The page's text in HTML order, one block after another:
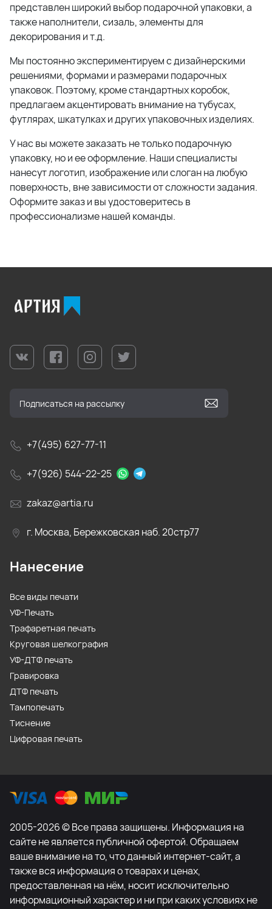
представлен широкий выбор подарочной упаковки, а
также наполнители, сизаль, элементы для
декорирования и т.д.
Мы постоянно экспериментируем с дизайнерскими
решениями, формами и размерами подарочных
упаковок. Поэтому, кроме стандартных коробок,
предлагаем акцентировать внимание на тубусах,
футлярах, шкатулках и других упаковочных изделиях.
У нас вы можете заказать не только подарочную
упаковку, но и ее оформление. Наши специалисты
нанесут логотип, изображение или слоган на любую
поверхность, вне зависимости от сложности задания.
Оформите заказ и вы удостоверитесь в
профессионализме нашей команды.
+7(495) 627-77-11
+7(926) 544-22-25
zakaz@artia.ru
г. Москва, Бережковская наб. 20стр77
Нанесение
Все виды печати
УФ-Печать
Трафаретная печать
Круговая шелкография
УФ-ДТФ печать
Гравировка
ДТФ печать
Тампопечать
Тиснение
Цифровая печать
2005-2026 © Все права защищены. Информация на
сайте не является публичной офертой. Обращаем
ваше внимание на то, что данный интернет-сайт, а
также вся информация о товарах и ценах,
предоставленная на нём, носит исключительно
информационный характер и ни при каких условиях не